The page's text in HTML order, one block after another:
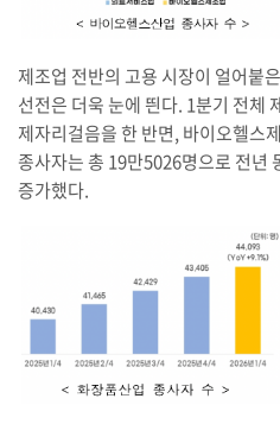
제조업 전반의 고용 시장이 얼어붙
선전은 더욱 눈에 띈다. 1분기 전체
제자리걸음을 한 반면, 바이오헬스
종사자는 총 19만5026명으로 전년
증가했다.